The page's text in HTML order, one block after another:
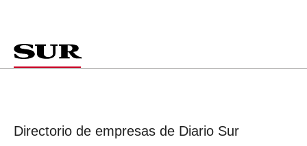
Directorio de empresas de Diario Sur